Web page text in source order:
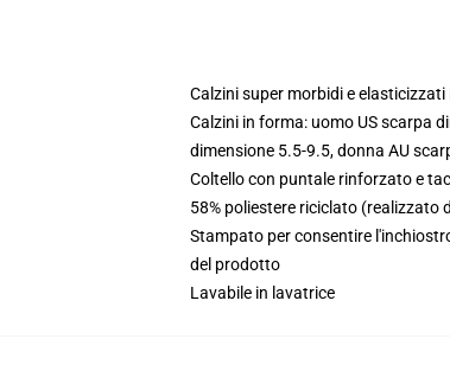
Calzini super morbidi e elasticizzati
Calzini in forma: uomo US scarpa
dimensione 5.5-9.5, donna AU
Coltello con puntale rinforzato e
58% poliestere riciclato (realizzato
Stampato per consentire
del prodotto
Lavabile in lavatrice